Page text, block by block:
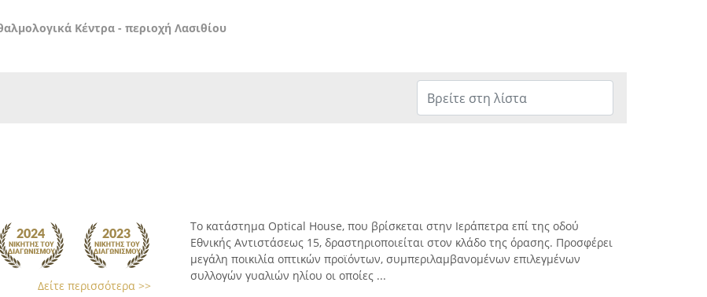
Κέντρα - περιοχή Λασιθίου
Δείτε περισσότερα >>
Το κατάστημα Optical House, που βρίσκεται στην Ιεράπετρα επί της οδού
Εθνικής Αντιστάσεως 15, δραστηριοποιείται στον κλάδο της όρασης. Προσφέρει
μεγάλη ποικιλία οπτικών προϊόντων, συμπεριλαμβανομένων επιλεγμένων
συλλογών γυαλιών ηλίου οι οποίες ...